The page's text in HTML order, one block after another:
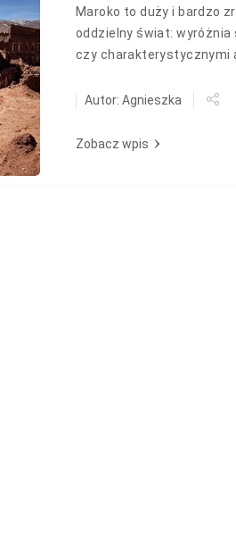
Maroko to duży i bardzo
oddzielny świat:
czy charakterystycznymi
Autor: Agnieszka
Zobacz wpis